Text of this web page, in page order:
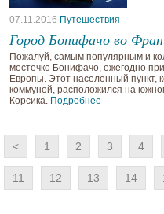
07.11.2016 Путешествия
Город Бонифачо во
Пожалуй, самым популярным и
местечко Бонифачо, ежегодно
Европы. Этот населенный пункт,
коммуной, расположился на
Корсика. Подробнее
< 1 2 3 4
11 12 13 14